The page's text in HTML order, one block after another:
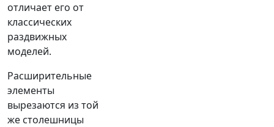
отличает его от
классических
раздвижных
моделей.
Расширительные
элементы
вырезаются из той
же столешницы